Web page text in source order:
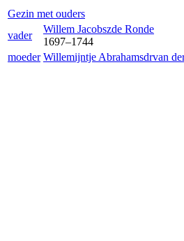
Gezin met ouders
vader
Willem Jacobszde Ronde
1697–1744
moeder Willemijntje Abrahamsdrvan